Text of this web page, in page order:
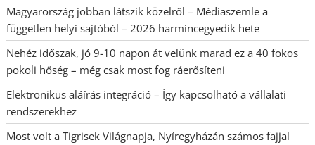
Magyarország jobban látszik közelről – Médiaszemle a
független helyi sajtóból – 2026 harmincegyedik hete
Nehéz időszak, jó 9-10 napon át velünk marad ez a 40 fokos
pokoli hőség – még csak most fog ráerősíteni
Elektronikus aláírás integráció – Így kapcsolható a vállalati
rendszerekhez
Most volt a Tigrisek Világnapja, Nyíregyházán számos fajjal